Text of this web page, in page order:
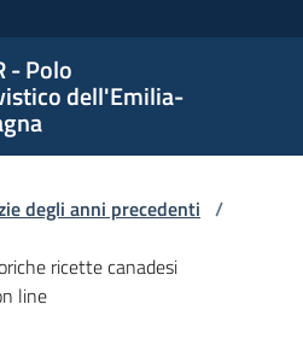
- Polo
dell'Emilia-
degli anni precedenti /
ricette canadesi
line